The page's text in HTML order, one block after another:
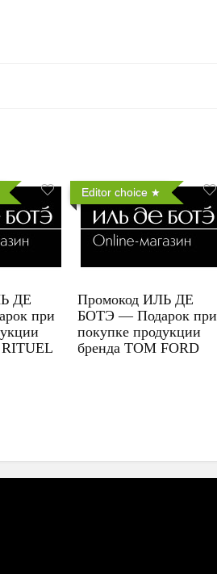
ДЕ
при
Editor choice
Промокод ИЛЬ ДЕ
БОТЭ — Подарок при
покупке продукции
бренда TOM FORD